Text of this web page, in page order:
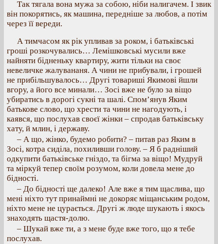
Так тягала вона мужа за собою, ніби налигачем. І звик
він покорятись, як машина, передніше за любов, а потім
через її вереди.
А тимчасом як рік упливав за роком, і батьківські
гроші розкочувались… Лемішковські мусили вже
найняти бідненьку квартиру, жити тільки на своє
невеличке жалувананя. А чини не прибували, і грошей
не прибільшувалось… Другі товариші Якимові йшли
вгору, а його все минали… Зосі вже не було за віщо
убиратись в дорогі сукні та шалі. Спом’янув Яким
батькове слово, що хрести та чини не нагодують, і
каявся, що послухав своєї жінки – спродав батьківську
хату, й млин, і державу.
– А що, жінко, будемо робити? – питав раз Яким в
Зосі, котра сиділа, похиливши голову. – Я б радніший
одкупити батьківське гніздо, та бігма за віщо! Мудруй
та міркуй тепер своїм розумом, коли довела мене до
бідності.
– До бідності ще далеко! Але вже я тим щаслива, що
мені ніхто тут принаймні не докоряє міщанським родом,
ніхто мене не цурається. Другі ж люде шукають і якось
знаходять щастя-долю.
– Шукай вже ти, а з мене буде вже того, що я тебе
послухав.